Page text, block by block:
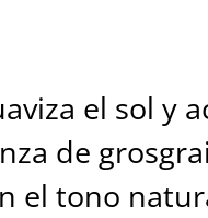
el sol y
de
el tono